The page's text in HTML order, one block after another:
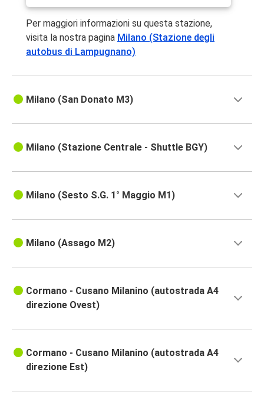
Per maggiori informazioni su questa stazione,
visita la nostra pagina Milano (Stazione degli
autobus di Lampugnano)
Milano (San Donato M3)
Milano (Stazione Centrale - Shuttle BGY)
Milano (Sesto S.G. 1° Maggio M1)
Milano (Assago M2)
Cormano - Cusano Milanino (autostrada A4
direzione Ovest)
Cormano - Cusano Milanino (autostrada A4
direzione Est)